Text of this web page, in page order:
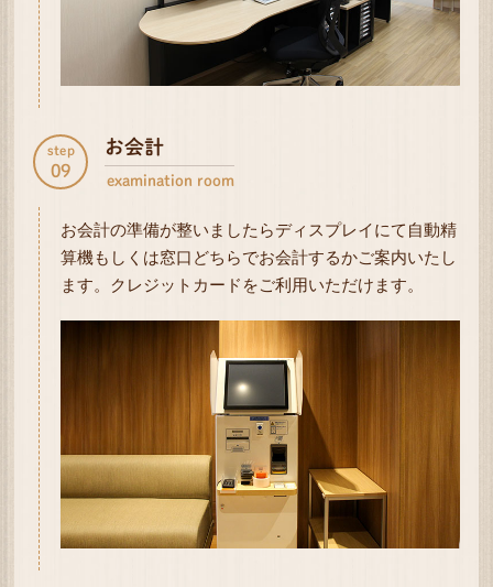
step
09
お会計
examination room
お会計の準備が整いましたらディスプレイにて自動精
算機もしくは窓口どちらでお会計するかご案内いたし
ます。クレジットカードをご利用いただけます。